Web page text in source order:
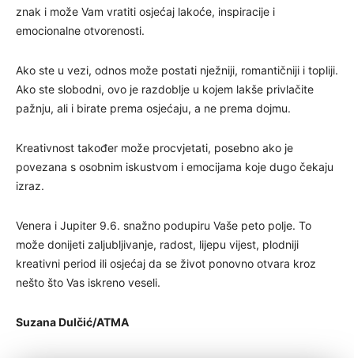
znak i može Vam vratiti osjećaj lakoće, inspiracije i
emocionalne otvorenosti.
Ako ste u vezi, odnos može postati nježniji, romantičniji i topliji.
Ako ste slobodni, ovo je razdoblje u kojem lakše privlačite
pažnju, ali i birate prema osjećaju, a ne prema dojmu.
Kreativnost također može procvjetati, posebno ako je
povezana s osobnim iskustvom i emocijama koje dugo čekaju
izraz.
Venera i Jupiter 9.6. snažno podupiru Vaše peto polje. To
može donijeti zaljubljivanje, radost, lijepu vijest, plodniji
kreativni period ili osjećaj da se život ponovno otvara kroz
nešto što Vas iskreno veseli.
Suzana Dulčić/ATMA